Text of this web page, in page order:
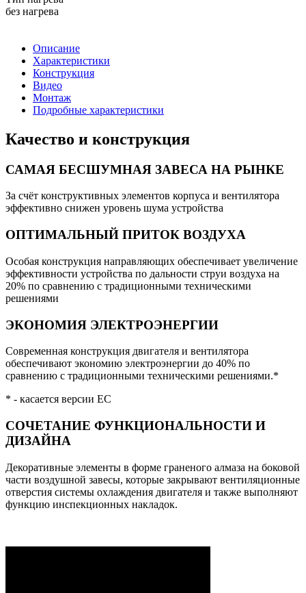
без нагрева
Описание
Характеристики
Конструкция
Видео
Монтаж
Подробные характеристики
Качество и конструкция
САМАЯ БЕСШУМНАЯ ЗАВЕСА НА РЫНКЕ
За счёт конструктивных элементов корпуса и вентилятора
эффективно снижен уровень шума устройства
ОПТИМАЛЬНЫЙ ПРИТОК ВОЗДУХА
Особая конструкция направляющих обеспечивает увеличение
эффективности устройства по дальности струи воздуха на
20% по сравнению с традиционными техническими
решениями
ЭКОНОМИЯ ЭЛЕКТРОЭНЕРГИИ
Современная конструкция двигателя и вентилятора
обеспечивают экономию электроэнергии до 40% по
сравнению с традиционными техническими решениями.*
* - касается версии EC
СОЧЕТАНИЕ ФУНКЦИОНАЛЬНОСТИ И
ДИЗАЙНА
Декоративные элементы в форме граненого алмаза на боковой
части воздушной завесы, которые закрывают вентиляционные
отверстия системы охлаждения двигателя и также выполняют
функцию инспекционных накладок.